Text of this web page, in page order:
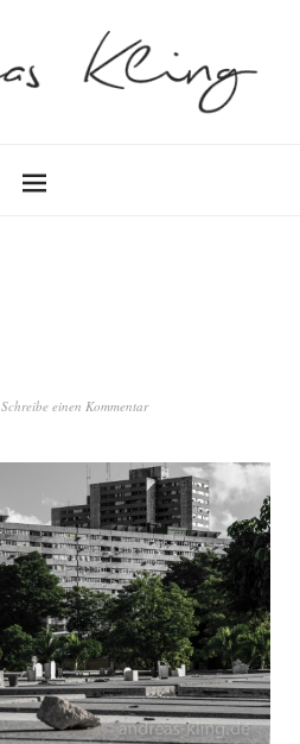
Schreibe einen Kommentar